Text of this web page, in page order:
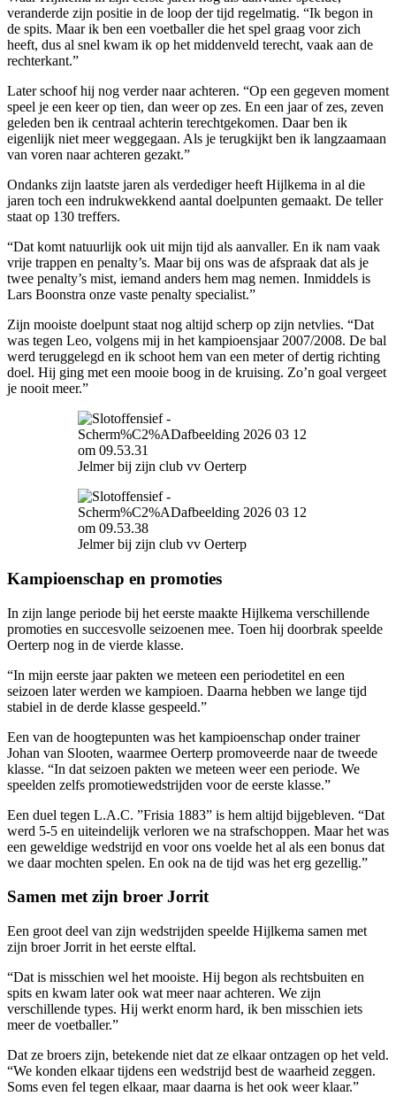
veranderde zijn positie in de loop der tijd regelmatig. “Ik begon in
de spits. Maar ik ben een voetballer die het spel graag voor zich
heeft, dus al snel kwam ik op het middenveld terecht, vaak aan de
rechterkant.”
Later schoof hij nog verder naar achteren. “Op een gegeven moment
speel je een keer op tien, dan weer op zes. En een jaar of zes, zeven
geleden ben ik centraal achterin terechtgekomen. Daar ben ik
eigenlijk niet meer weggegaan. Als je terugkijkt ben ik langzaamaan
van voren naar achteren gezakt.”
Ondanks zijn laatste jaren als verdediger heeft Hijlkema in al die
jaren toch een indrukwekkend aantal doelpunten gemaakt. De teller
staat op 130 treffers.
“Dat komt natuurlijk ook uit mijn tijd als aanvaller. En ik nam vaak
vrije trappen en penalty’s. Maar bij ons was de afspraak dat als je
twee penalty’s mist, iemand anders hem mag nemen. Inmiddels is
Lars Boonstra onze vaste penalty specialist.”
Zijn mooiste doelpunt staat nog altijd scherp op zijn netvlies. “Dat
was tegen Leo, volgens mij in het kampioensjaar 2007/2008. De bal
werd teruggelegd en ik schoot hem van een meter of dertig richting
doel. Hij ging met een mooie boog in de kruising. Zo’n goal vergeet
je nooit meer.”
Jelmer bij zijn club vv Oerterp
Jelmer bij zijn club vv Oerterp
Kampioenschap en promoties
In zijn lange periode bij het eerste maakte Hijlkema verschillende
promoties en succesvolle seizoenen mee. Toen hij doorbrak speelde
Oerterp nog in de vierde klasse.
“In mijn eerste jaar pakten we meteen een periodetitel en een
seizoen later werden we kampioen. Daarna hebben we lange tijd
stabiel in de derde klasse gespeeld.”
Een van de hoogtepunten was het kampioenschap onder trainer
Johan van Slooten, waarmee Oerterp promoveerde naar de tweede
klasse. “In dat seizoen pakten we meteen weer een periode. We
speelden zelfs promotiewedstrijden voor de eerste klasse.”
Een duel tegen L.A.C. ”Frisia 1883” is hem altijd bijgebleven. “Dat
werd 5-5 en uiteindelijk verloren we na strafschoppen. Maar het was
een geweldige wedstrijd en voor ons voelde het al als een bonus dat
we daar mochten spelen. En ook na de tijd was het erg gezellig.”
Samen met zijn broer Jorrit
Een groot deel van zijn wedstrijden speelde Hijlkema samen met
zijn broer Jorrit in het eerste elftal.
“Dat is misschien wel het mooiste. Hij begon als rechtsbuiten en
spits en kwam later ook wat meer naar achteren. We zijn
verschillende types. Hij werkt enorm hard, ik ben misschien iets
meer de voetballer.”
Dat ze broers zijn, betekende niet dat ze elkaar ontzagen op het veld.
“We konden elkaar tijdens een wedstrijd best de waarheid zeggen.
Soms even fel tegen elkaar, maar daarna is het ook weer klaar.”